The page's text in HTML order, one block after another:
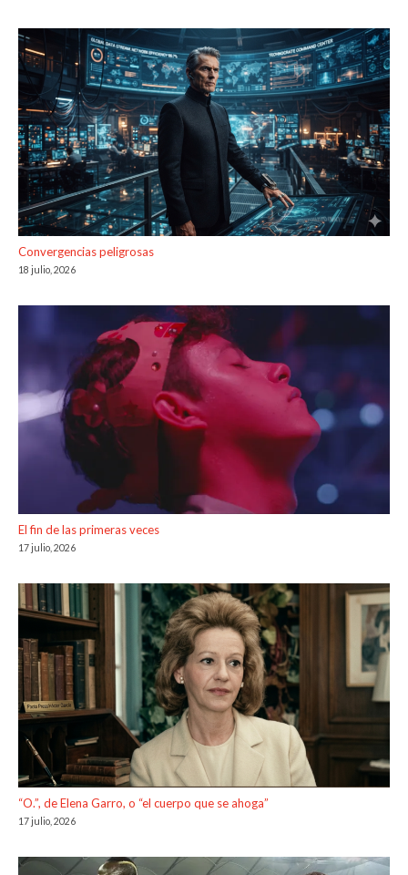
Convergencias peligrosas
18 julio, 2026
El fin de las primeras veces
17 julio, 2026
“O.”, de Elena Garro, o “el cuerpo que se ahoga”
17 julio, 2026